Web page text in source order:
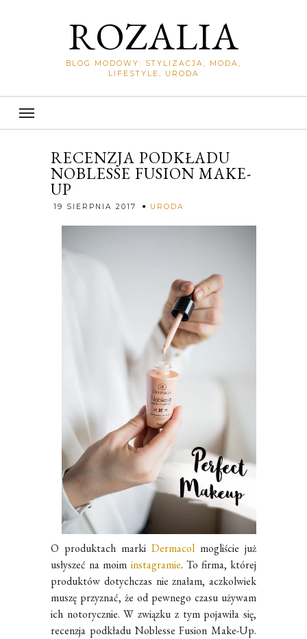
ROZALIA
BLOG MODOWY: STYLIZACJA, MODA,
LIFESTYLE, URODA
RECENZJA PODKŁADU
NOBLESSE FUSION MAKE-
UP
19 SIERPNIA 2017 URODA
O produktach marki Dermacol mogliście już
usłyszeć na moim instagramie. To firma, której
produktów dotychczas nie znałam, aczkolwiek
muszę przyznać, że od pewnego czasu używam
ich notorycznie. W związku z tym pojawiła się,
recenzja podkładu Noblesse Fusion Make-Up.